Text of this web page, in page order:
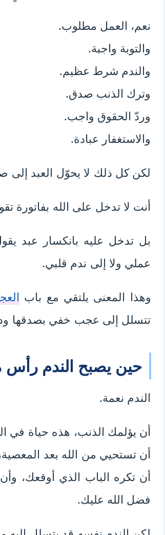
نعم، العمل مطلوب.
والتوبة واجبة.
والندم شرط عظيم.
وترك الذنب صدق.
وردّ الحقوق واجب.
والاستغفار عبادة.
لكن كل ذلك لا يحوّل العبد
أنت لا تدخل على الله بفاتورة
بل تدخل عليه بانكسار عبد
عملي ولا إلى ندم قلبي.
وهذا المعنى يلتقي مع باب
تتسلل إلى عجب خفي بصدقها
حين يصبح الندم رأس
الندم نعمة.
أن يؤلمك الذنب، هذه حياة في
أن تستحيي من الله بعد
أن تكره الباب الذي أوقعك،
فضل الله عليك.